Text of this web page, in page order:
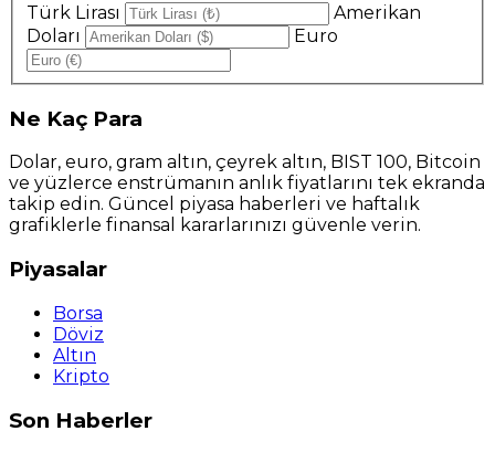
Türk Lirası
Amerikan
Doları
Euro
Ne Kaç Para
Dolar, euro, gram altın, çeyrek altın, BIST 100, Bitcoin
ve yüzlerce enstrümanın anlık fiyatlarını tek ekranda
takip edin. Güncel piyasa haberleri ve haftalık
grafiklerle finansal kararlarınızı güvenle verin.
Piyasalar
Borsa
Döviz
Altın
Kripto
Son Haberler